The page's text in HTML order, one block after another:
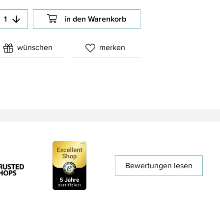
in den Warenkorb
wünschen merken
Bewertungen lesen